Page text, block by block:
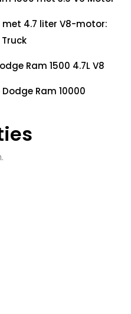
met 4.7 liter V8-motor:
Ram 1500 4.7L V8
Ram 10000